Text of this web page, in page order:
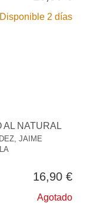
Disponible 2 días
AL NATURAL
JAIME
16,90 €
Agotado